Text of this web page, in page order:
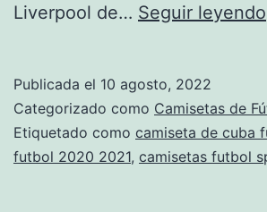
Liverpool de… Seguir leyendo
Publicada el 10 agosto, 2022
Categorizado como Camisetas de
Etiquetado como camiseta de cuba
futbol 2020 2021, camisetas futbol